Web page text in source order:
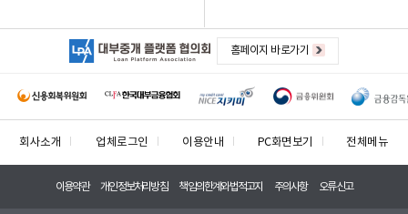
홈페이지 바로가기
회사소개 업체로그인 이용안내 PC화면보기 전체메뉴
이용약관 개인정보처리방침 책임의한계와법적고지 주의사항 오류신고